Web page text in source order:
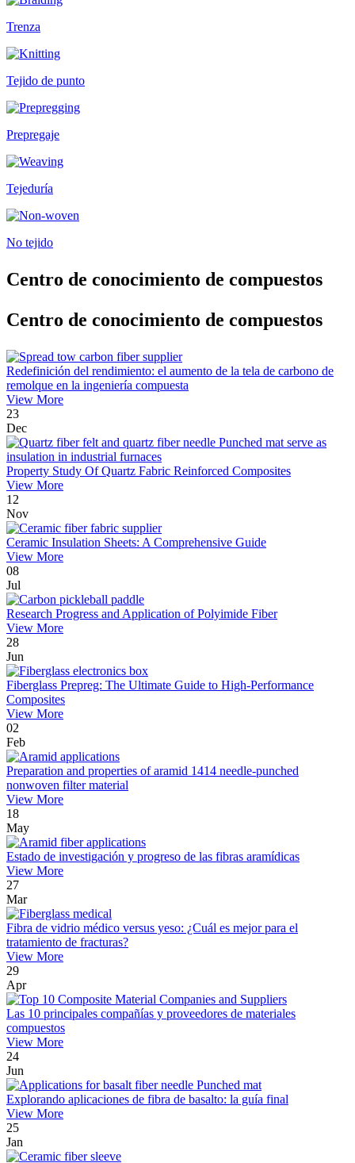
Trenza
Tejido de punto
Prepregaje
Tejeduría
No tejido
Centro de conocimiento de compuestos
Centro de conocimiento de compuestos
Redefinición del rendimiento: el aumento de la tela de carbono de
remolque en la ingeniería compuesta
View More
23
Dec
Property Study Of Quartz Fabric Reinforced Composites
View More
12
Nov
Ceramic Insulation Sheets: A Comprehensive Guide
View More
08
Jul
Research Progress and Application of Polyimide Fiber
View More
28
Jun
Fiberglass Prepreg: The Ultimate Guide to High-Performance
Composites
View More
02
Feb
Preparation and properties of aramid 1414 needle-punched
nonwoven filter material
View More
18
May
Estado de investigación y progreso de las fibras aramídicas
View More
27
Mar
Fibra de vidrio médico versus yeso: ¿Cuál es mejor para el
tratamiento de fracturas?
View More
29
Apr
Las 10 principales compañías y proveedores de materiales
compuestos
View More
24
Jun
Explorando aplicaciones de fibra de basalto: la guía final
View More
25
Jan